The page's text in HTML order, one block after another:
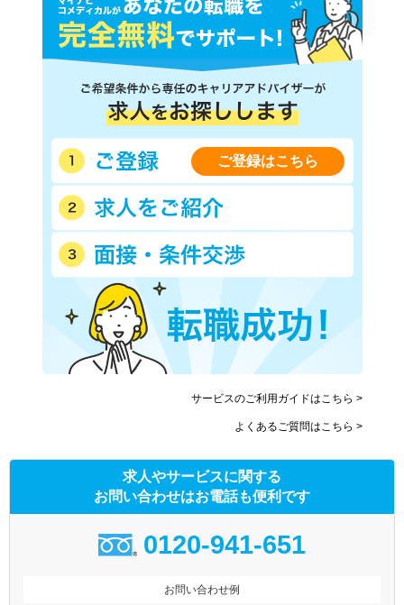
ご登録はこちら
サービスのご利用ガイドはこちら >
よくあるご質問はこちら >
求人やサービスに関する
お問い合わせはお電話も便利です
0120-941-651
お問い合わせ例